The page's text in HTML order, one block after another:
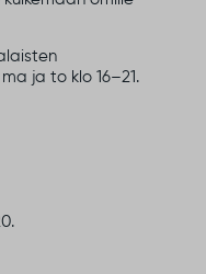
ja to klo 16–21.